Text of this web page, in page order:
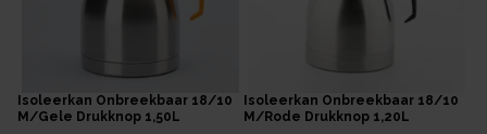
Isoleerkan Onbreekbaar 18/10
M/gele Drukknop 1,50L
Isoleerkan Onbreekbaar 18/10
M/rode Drukknop 1,20L